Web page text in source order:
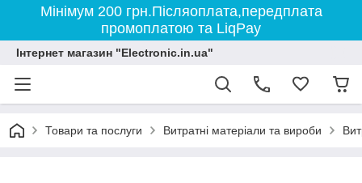
Мінімум 200 грн.Післяоплата,передплата
промоплатою та LiqPay
Інтернет магазин "Electronic.in.ua"
Товари та послуги Витратні матеріали та вироби